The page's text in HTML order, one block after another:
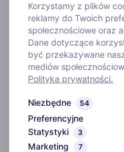
Galeria
Kontakt
Polityka prywatności
Dane kontaktowe
E-mail:
Korzystamy z plików
reklamy do Twoich
społecznościowe oraz
Dane dotyczące
być przekazywane
mediów
Polityka prywatności.
Niezbędne 54
Preferencyjne
Statystyki
3
Marketing 7